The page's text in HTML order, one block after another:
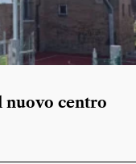
nuovo centro